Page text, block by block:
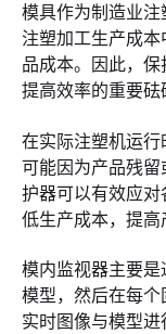
模具作为制造业
注塑加工生产成
品成本。因此，保
提高效率的重要砝
在实际注塑机运
可能因为产品残
护器可以有效应
低生产成本，提高
模内监视器主要
模型，然后在每
实时图像与模型